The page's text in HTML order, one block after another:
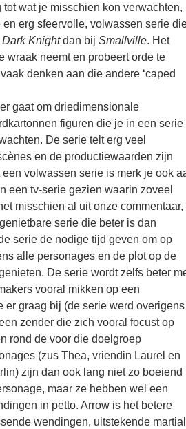
wat je misschien kon verwachten,
erg sfeervolle, volwassen serie
Dark Knightdan bij Smallville. Het
wraak neemt en probeert orde te
denken aan die andere ‘caped
gaat om driedimensionale
figuren die je in een serie
De serie telt erg veel
en de productiewaarden zijn
volwassen serie is merk je ook
een tv-serie gezien waarin zoveel
misschien al uit onze commentaar,
serie die beter is dan
serie de nodige tijd geven om op
alle personages en de plot op de
De serie wordt zelfs beter
vooral mikken op een
er graag bij (de serie werd overigens
zender die zich vooral focust op
rond de voor die doelgroep
(zus Thea, vriendin Laurel en
zijn dan ook lang niet zo boeiend
maar ze hebben wel een
in petto. Arrow is het betere
wendingen, uitstekende martial